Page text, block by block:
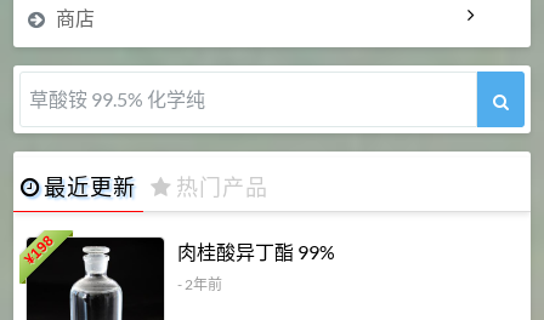
商店
草酸铵 99.5% 化学纯
最近更新 热门产品
¥
198 肉桂酸异丁酯 99%
- 2年前